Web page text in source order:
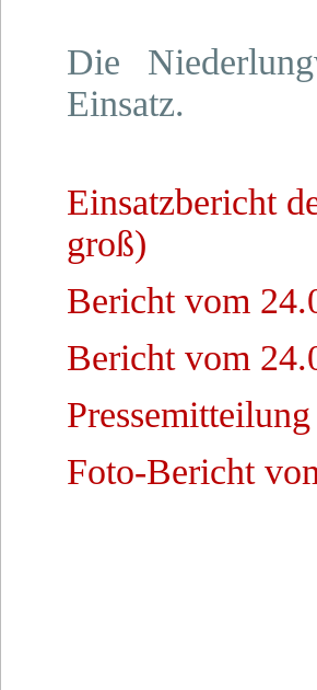
Die
Einsatz.
Einsatzbericht
groß)
Bericht vom
Bericht vom
Foto-Bericht